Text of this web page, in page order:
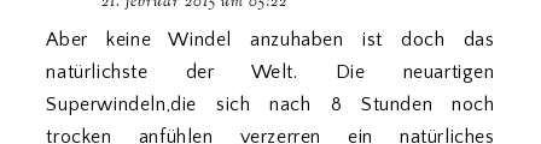
Aber keine Windel anzuhaben ist doch das
natürlichste der Welt. Die neuartigen
Superwindeln,die sich nach 8 Stunden noch
trocken anfühlen verzerren ein natürliches